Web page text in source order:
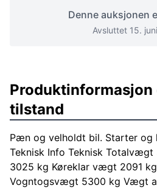
Denne auksjonen
Avsluttet 15.
Produktinformasjon
tilstand
Pæn og velholdt bil. Starter og
Teknisk Info Teknisk
3025 kg Køreklar vægt 2091
Vogntogsvægt 5300 kg Vægt